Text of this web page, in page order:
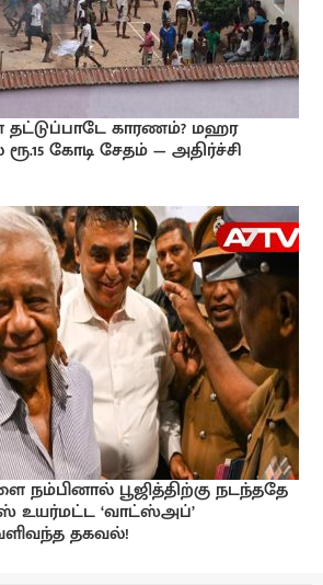
காரணம்? மஹர
கோடி சேதம் — அதிர்ச்சி
நம்பினால் பூஜித்திற்கு நடந்ததே
உயர்மட்ட ‘வாட்ஸ்அப்’
தகவல்!